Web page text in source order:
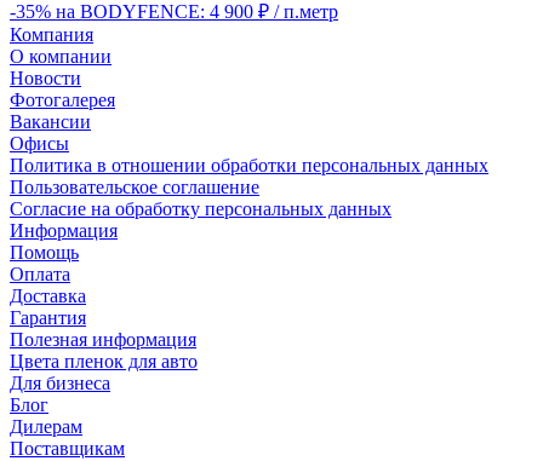
-35% на BODYFENCE: 4 900 ₽ / п.метр
Компания
О компании
Новости
Фотогалерея
Вакансии
Офисы
Политика в отношении обработки персональных данных
Пользовательское соглашение
Согласие на обработку персональных данных
Информация
Помощь
Оплата
Доставка
Гарантия
Полезная информация
Цвета пленок для авто
Для бизнеса
Блог
Дилерам
Поставщикам